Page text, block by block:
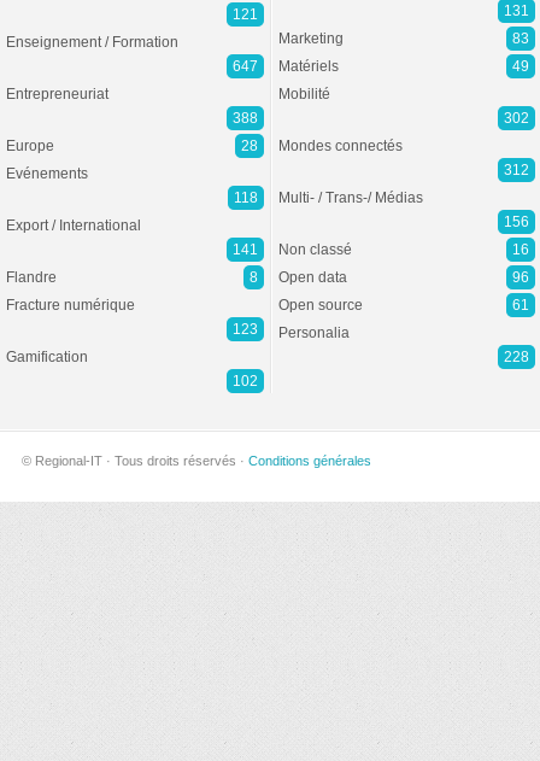
121
Enseignement / Formation
647
Entrepreneuriat
388
Europe
28
Evénements
118
Export / International
141
Flandre
8
Fracture numérique
123
Gamification
102
131
Marketing
83
Matériels
49
Mobilité
302
Mondes connectés
312
Multi- / Trans-/ Médias
156
Non classé
16
Open data
96
Open source
61
Personalia
228
© Regional-IT · Tous droits réservés · Conditions générales